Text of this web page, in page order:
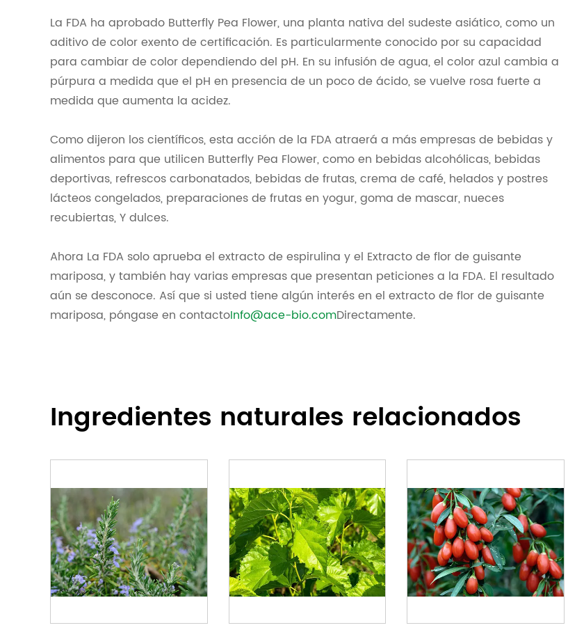
La FDA ha aprobado Butterfly Pea Flower, una planta nativa del sudeste asiático, como un
aditivo de color exento de certificación. Es particularmente conocido por su capacidad
para cambiar de color dependiendo del pH. En su infusión de agua, el color azul cambia a
púrpura a medida que el pH en presencia de un poco de ácido, se vuelve rosa fuerte a
medida que aumenta la acidez.
Como dijeron los científicos, esta acción de la FDA atraerá a más empresas de bebidas y
alimentos para que utilicen Butterfly Pea Flower, como en bebidas alcohólicas, bebidas
deportivas, refrescos carbonatados, bebidas de frutas, crema de café, helados y postres
lácteos congelados, preparaciones de frutas en yogur, goma de mascar, nueces
recubiertas, Y dulces.
Ahora La FDA solo aprueba el extracto de espirulina y el Extracto de flor de guisante
mariposa, y también hay varias empresas que presentan peticiones a la FDA. El resultado
aún se desconoce. Así que si usted tiene algún interés en el extracto de flor de guisante
mariposa, póngase en contactoInfo@ace-bio.comDirectamente.
Ingredientes naturales relacionados